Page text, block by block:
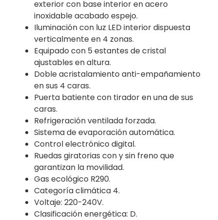
exterior con base interior en acero
inoxidable acabado espejo.
Iluminación con luz LED interior dispuesta
verticalmente en 4 zonas.
Equipado con 5 estantes de cristal
ajustables en altura.
Doble acristalamiento anti-empañamiento
en sus 4 caras.
Puerta batiente con tirador en una de sus
caras.
Refrigeración ventilada forzada.
Sistema de evaporación automática.
Control electrónico digital.
Ruedas giratorias con y sin freno que
garantizan la movilidad.
Gas ecológico R290.
Categoría climática 4.
Voltaje: 220-240V.
Clasificación energética: D.